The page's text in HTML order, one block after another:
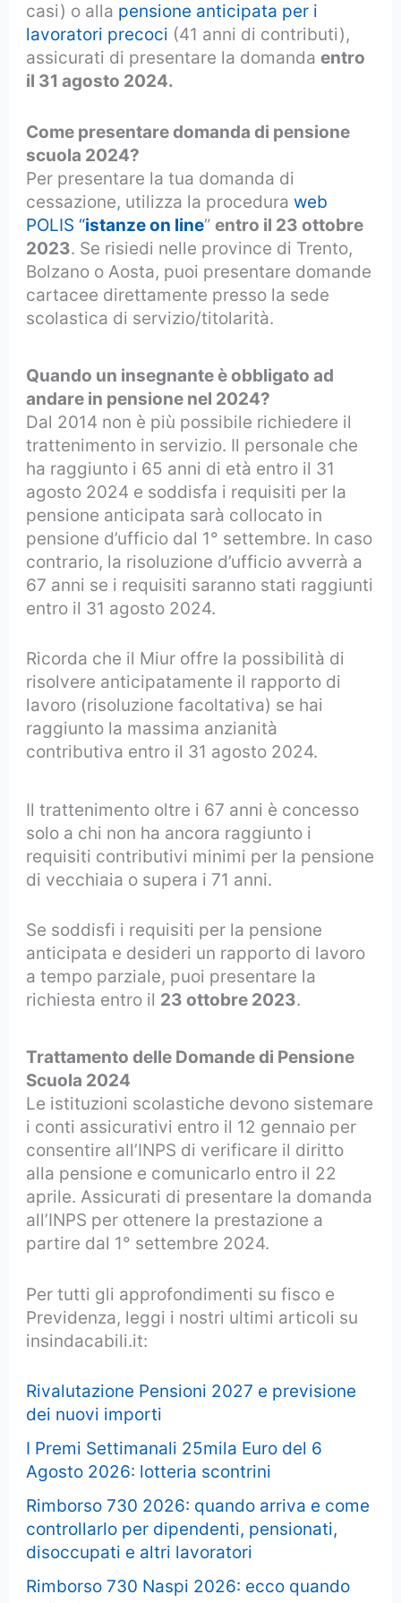
casi) o alla pensione anticipata per i
lavoratori precoci (41 anni di contributi),
assicurati di presentare la domandaentro
il 31 agosto 2024.
Come presentare domanda di pensione
scuola 2024?
Per presentare la tua domanda di
cessazione, utilizza la proceduraweb
POLIS “istanze on line”entro il 23 ottobre
2023. Se risiedi nelle province di Trento,
Bolzano o Aosta, puoi presentare domande
cartacee direttamente presso la sede
scolastica di servizio/titolarità.
Quando un insegnante è obbligato ad
andare in pensione nel 2024?
Dal 2014 non è più possibile richiedere il
trattenimento in servizio. Il personale che
ha raggiunto i 65 anni di età entro il 31
agosto 2024 e soddisfa i requisiti per la
pensione anticipata sarà collocato in
pensione d’ufficio dal 1° settembre. In caso
contrario, la risoluzione d’ufficio avverrà a
67 anni se i requisiti saranno stati raggiunti
entro il 31 agosto 2024.
Ricorda che il Miur offre la possibilità di
risolvere anticipatamente il rapporto di
lavoro (risoluzione facoltativa) se hai
raggiunto la massima anzianità
contributiva entro il 31 agosto 2024.
Il trattenimento oltre i 67 anni è concesso
solo a chi non ha ancora raggiunto i
requisiti contributivi minimi per la pensione
di vecchiaia o supera i 71 anni.
Se soddisfi i requisiti per la pensione
anticipata e desideri un rapporto di lavoro
a tempo parziale, puoi presentare la
richiesta entro il 23 ottobre 2023.
Trattamento delle Domande di Pensione
Scuola 2024
Le istituzioni scolastiche devono sistemare
i conti assicurativi entro il 12 gennaio per
consentire all’INPS di verificare il diritto
alla pensione e comunicarlo entro il 22
aprile. Assicurati di presentare la domanda
all’INPS per ottenere la prestazione a
partire dal 1° settembre 2024.
Per tutti gli approfondimenti su fisco e
Previdenza, leggi i nostri ultimi articoli su
insindacabili.it:
Rivalutazione Pensioni 2027 e previsione
dei nuovi importi
I Premi Settimanali 25mila Euro del 6
Agosto 2026: lotteria scontrini
Rimborso 730 2026: quando arriva e come
controllarlo per dipendenti, pensionati,
disoccupati e altri lavoratori
Rimborso 730 Naspi 2026: ecco quando